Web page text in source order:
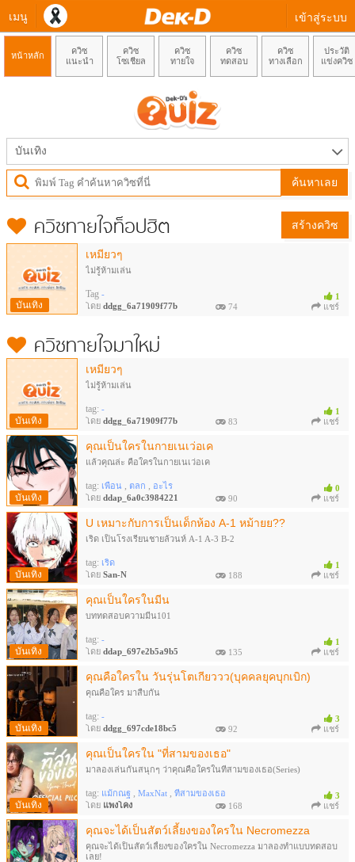
เมนู เข้าสู่ระบบ
หน้าหลัก
ควิซ
แนะนำ
ควิซ
โซเชียล
ควิซ
ทายใจ
ควิซ
ทดสอบ
ควิซ
ทางเลือก
ประวัติ
แข่งควิซ
บันเทิง
สร้างควิซ
ค้นหาเลย
ควิซทายใจท็อปฮิต
เหมียวๆ
1
ไม่รู้ห้ามเล่น
Tag -
โดย ddgg_6a71909f77b 74 แชร์
บันเทิง
ควิซทายใจมาใหม่
เหมียวๆ
1
ไม่รู้ห้ามเล่น
tag: -
โดย ddgg_6a71909f77b 83 แชร์
บันเทิง
คุณเป็นใครในกายเนเว่อเค
0
แล้วคุณล่ะ คือใครในกายเนเว่อเค
tag: เพื่อน , ตลก , อะไร
โดย ddap_6a0c3984221 90 แชร์
บันเทิง
U เหมาะกับการเป็นเด็กห้อง A-1 หม้ายย??
1
เริ่ด เป็นโรงเรียนชายล้วนห์ A-1 A-3 B-2
tag: เริ่ด
โดย San-N 188 แชร์
บันเทิง
คุณเป็นใครในมีน
1
บททดสอบความมีน101
tag: -
โดย ddap_697e2b5a9b5 135 แชร์
บันเทิง
คุณคือใครใน วันรุ่นโตเกียววว(บุคคลยุคบุกเบิก)
3
คุณคือใคร มาสืบกัน
tag: -
โดย ddgg_697cde18bc5 92 แชร์
บันเทิง
คุณเป็นใครใน "ที่สามของเธอ"
3
มาลองเล่นกันสนุกๆ ว่าคุณคือใครในที่สามของเธอ(Series)
tag: แม้กณฐ , MaxNat , ที่สามของเธอ
โดย แพงโคง 168 แชร์
บันเทิง
คุณจะได้เป็นสัตว์เลี้ยงของใครใน Necromezza
คุณจะได้เป็นสัตว์เลี้ยงของใครใน Necromezza มาลองทำแบบทดสอบ
เลย!